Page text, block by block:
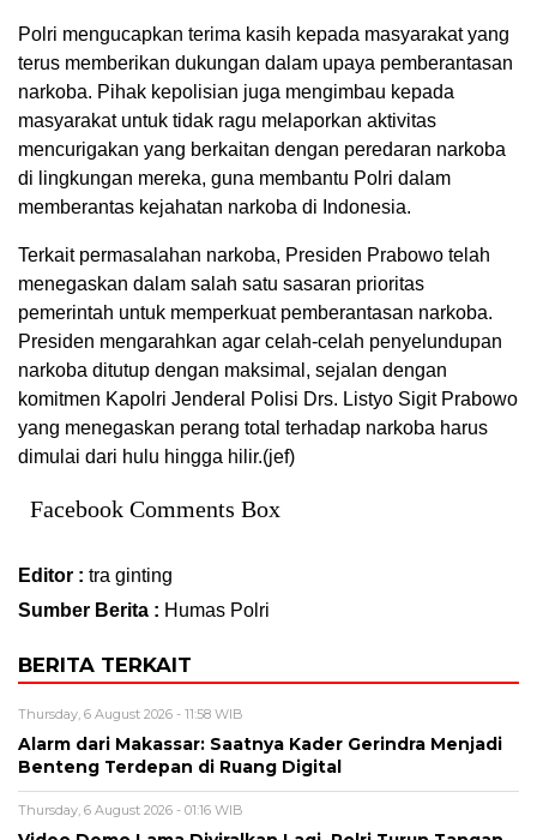
Polri mengucapkan terima kasih kepada masyarakat yang
terus memberikan dukungan dalam upaya pemberantasan
narkoba. Pihak kepolisian juga mengimbau kepada
masyarakat untuk tidak ragu melaporkan aktivitas
mencurigakan yang berkaitan dengan peredaran narkoba
di lingkungan mereka, guna membantu Polri dalam
memberantas kejahatan narkoba di Indonesia.
Terkait permasalahan narkoba, Presiden Prabowo telah
menegaskan dalam salah satu sasaran prioritas
pemerintah untuk memperkuat pemberantasan narkoba.
Presiden mengarahkan agar celah-celah penyelundupan
narkoba ditutup dengan maksimal, sejalan dengan
komitmen Kapolri Jenderal Polisi Drs. Listyo Sigit Prabowo
yang menegaskan perang total terhadap narkoba harus
dimulai dari hulu hingga hilir.(jef)
Facebook Comments Box
Editor : tra ginting
Sumber Berita : Humas Polri
BERITA TERKAIT
Thursday, 6 August 2026 - 11:58 WIB
Alarm dari Makassar: Saatnya Kader Gerindra Menjadi
Benteng Terdepan di Ruang Digital
Thursday, 6 August 2026 - 01:16 WIB